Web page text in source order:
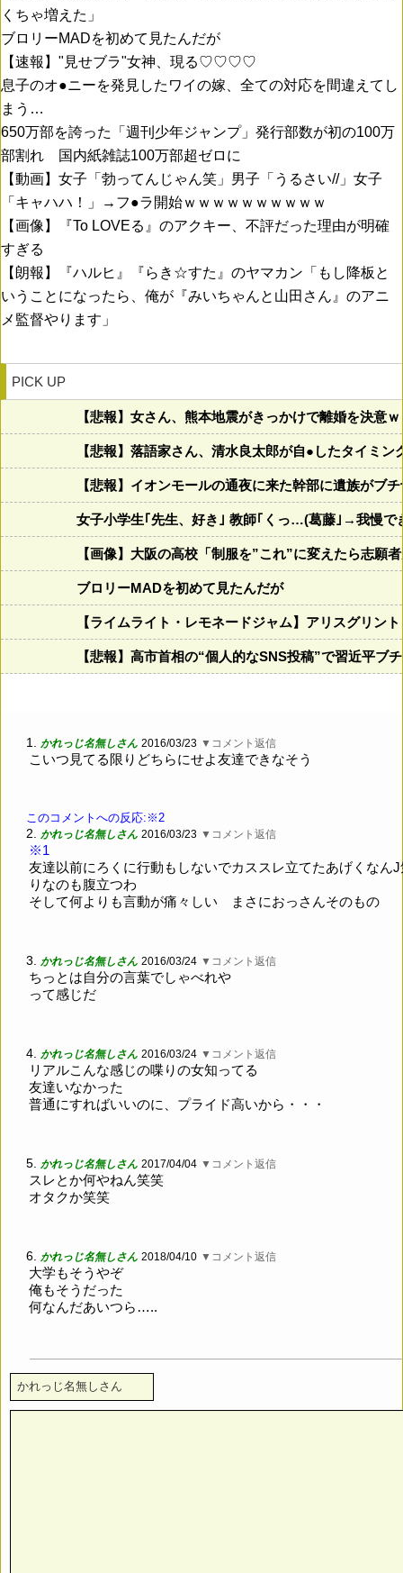
くちゃ増えた」
ブロリーMADを初めて見たんだが
【速報】"見せブラ"女神、現る♡♡♡♡
息子のオ●ニーを発見したワイの嫁、全ての対応を間違えてし
まう…
650万部を誇った「週刊少年ジャンプ」発行部数が初の100万
部割れ 国内紙雑誌100万部超ゼロに
【動画】女子「勃ってんじゃん笑」男子「うるさい//」女子
「キャハハ！」→フ●ラ開始ｗｗｗｗｗｗｗｗｗｗ
【画像】『To LOVEる』のアクキー、不評だった理由が明確
すぎる
【朗報】『ハルヒ』『らき☆すた』のヤマカン「もし降板と
いうことになったら、俺が『みいちゃんと山田さん』のアニ
メ監督やります」
PICK UP
【悲報】女さん、熊本地震がきっかけで離婚を決意
【悲報】落語家さん、清水良太郎が自●したタイミ
【悲報】イオンモールの通夜に来た幹部に遺族がブ
女子小学生｢先生、好き｣ 教師｢くっ…(葛藤｣→我慢で
【画像】大阪の高校「制服を”これ”に変えたら志願
ブロリーMADを初めて見たんだが
【ライムライト・レモネードジャム】アリスグリン
【悲報】高市首相の“個人的なSNS投稿”で習近平ブ
1. かれっじ名無しさん 2016/03/23 ▼コメント返信
こいつ見てる限りどちらにせよ友達できなそう
このコメントへの反応:※2
2. かれっじ名無しさん 2016/03/23 ▼コメント返信
※1
友達以前にろくに行動もしないでカススレ立てたあげくなん
りなのも腹立つわ
そして何よりも言動が痛々しい まさにおっさんそのもの
3. かれっじ名無しさん 2016/03/24 ▼コメント返信
ちっとは自分の言葉でしゃべれや
って感じだ
4. かれっじ名無しさん 2016/03/24 ▼コメント返信
リアルこんな感じの喋りの女知ってる
友達いなかった
普通にすればいいのに、プライド高いから・・・
5. かれっじ名無しさん 2017/04/04 ▼コメント返信
スレとか何やねん笑笑
オタクか笑笑
6. かれっじ名無しさん 2018/04/10 ▼コメント返信
大学もそうやぞ
俺もそうだった
何なんだあいつら…..